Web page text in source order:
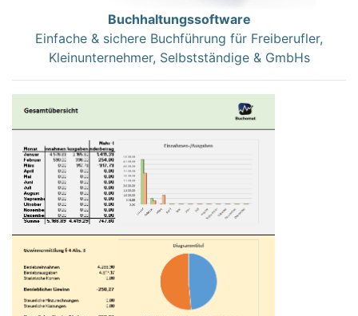
Buchhaltungssoftware
Einfache & sichere Buchführung für Freiberufler,
Kleinunternehmer, Selbstständige & GmbHs